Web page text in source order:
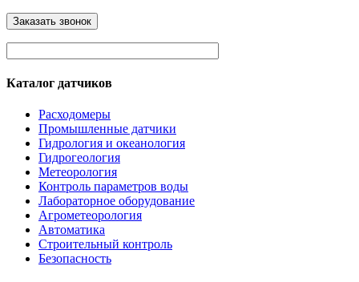
Каталог датчиков
Расходомеры
Промышленные датчики
Гидрология и океанология
Гидрогеология
Метеорология
Контроль параметров воды
Лабораторное оборудование
Агрометеорология
Автоматика
Строительный контроль
Безопасность